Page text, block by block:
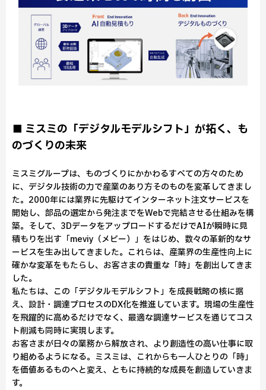
■ ミスミの「デジタルモデルシフト」が拓く、も
のづくりの未来
ミスミグループは、ものづくりにかかわるすべての方々のため
に、デジタル技術の力で産業のあり方そのものを変革してきまし
た。2000年には業界に先駆けてインターネット注文サービスを
開始し、部品の選定から発注までをWebで完結させる仕組みを構
築。そして、3DデータをアップロードするだけでAIが瞬時に見
積もりを出す「meviy（メビー）」をはじめ、数々の革新的なサ
ービスを生み出してきました。これらは、産業界の生産性向上に
確かな変革をもたらし、お客さまの貴重な「時」を創出してきま
した。
私たちは、この「デジタルモデルシフト」を成長戦略の核に据
え、設計・調達プロセスのDX化を推進しています。現場の生産性
を飛躍的に高めるだけでなく、最適な調達サービスを通じてコス
ト削減も同時に実現します。
お客さまが日々の業務から解放され、より創造性の高い仕事に取
り組めるようになる。ミスミは、これからも一人ひとりの「時」
を価値あるものへと変え、ともに持続的な成長を創造していきま
す。